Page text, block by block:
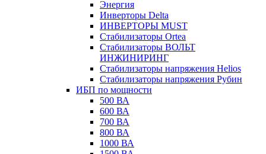
Энергия
Инверторы Delta
ИНВЕРТОРЫ MUST
Стабилизаторы Ortea
Стабилизаторы ВОЛЬТ
ИНЖИНИРИНГ
Стабилизаторы напряжения Helios
Стабилизаторы напряжения Рубин
ИБП по мощности
500 ВА
600 ВА
700 ВА
800 ВА
1000 ВА